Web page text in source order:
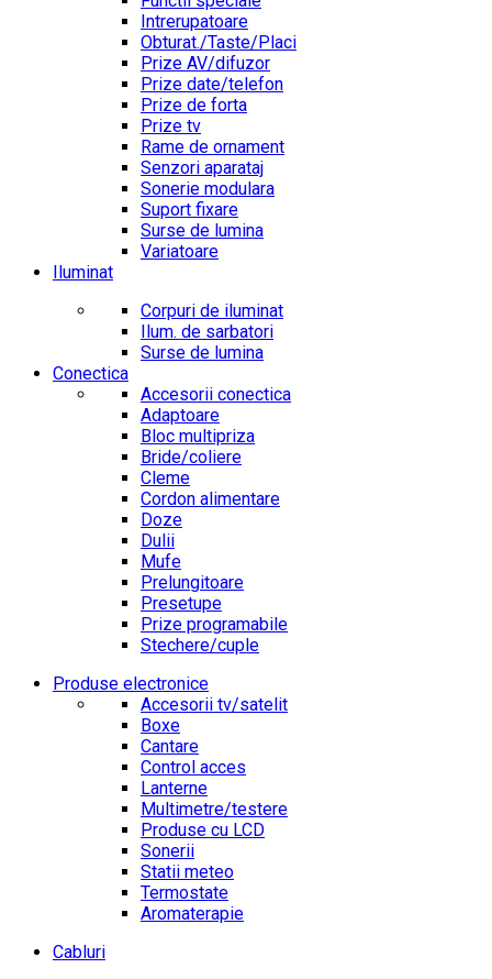
Intrerupatoare
Obturat./Taste/Placi
Prize AV/difuzor
Prize date/telefon
Prize de forta
Prize tv
Rame de ornament
Senzori aparataj
Sonerie modulara
Suport fixare
Surse de lumina
Variatoare
Iluminat
Corpuri de iluminat
Ilum. de sarbatori
Surse de lumina
Conectica
Accesorii conectica
Adaptoare
Bloc multipriza
Bride/coliere
Cleme
Cordon alimentare
Doze
Dulii
Mufe
Prelungitoare
Presetupe
Prize programabile
Stechere/cuple
Produse electronice
Accesorii tv/satelit
Boxe
Cantare
Control acces
Lanterne
Multimetre/testere
Produse cu LCD
Sonerii
Statii meteo
Termostate
Aromaterapie
Cabluri